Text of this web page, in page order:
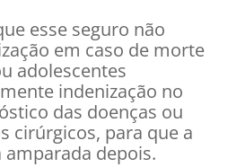
esse seguro não
em caso de morte
adolescentes
indenização no
das doenças ou
cirúrgicos, para que a
amparada depois.